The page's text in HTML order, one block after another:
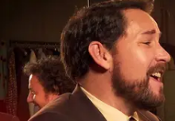
No te pierdas el
Superstar en